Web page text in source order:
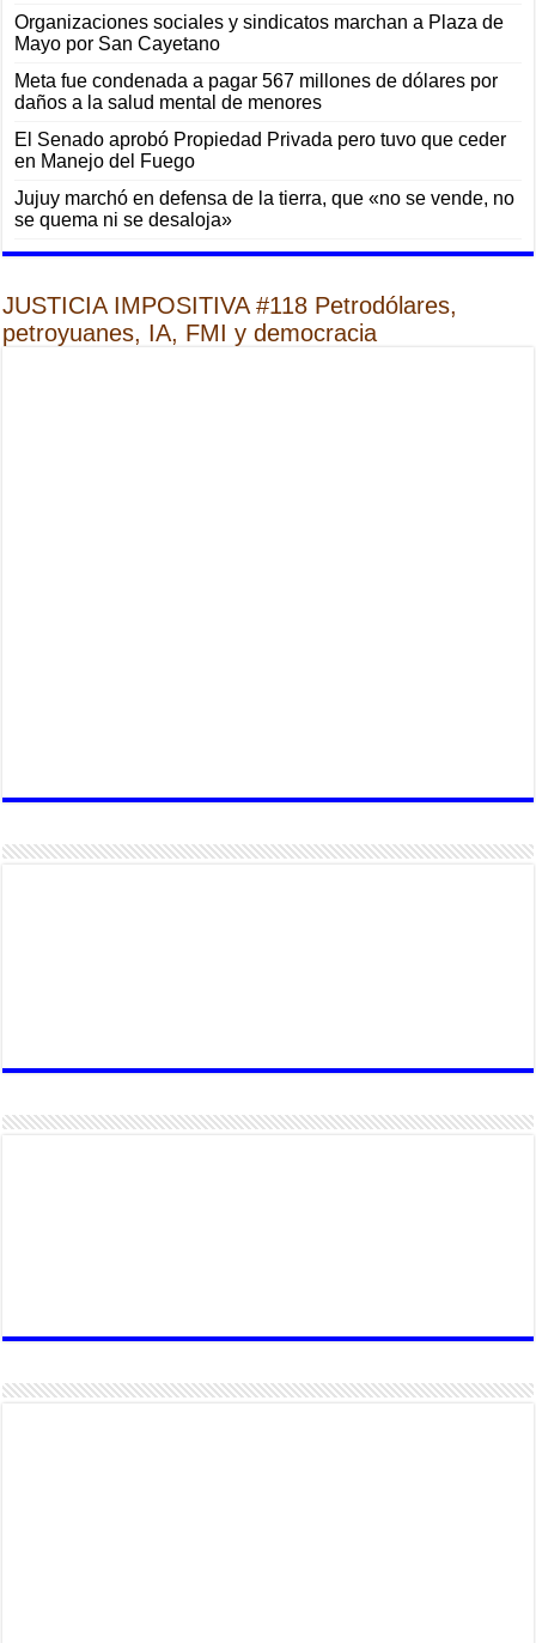
Organizaciones sociales y sindicatos marchan a Plaza de
Mayo por San Cayetano
Meta fue condenada a pagar 567 millones de dólares por
daños a la salud mental de menores
El Senado aprobó Propiedad Privada pero tuvo que ceder
en Manejo del Fuego
Jujuy marchó en defensa de la tierra, que «no se vende, no
se quema ni se desaloja»
JUSTICIA IMPOSITIVA #118 Petrodólares,
petroyuanes, IA, FMI y democracia